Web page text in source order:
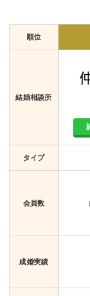
年代別に徳島
徳島県で
徳島県で
大手と地域密
7 徳島県の結婚
7.2 県外の人
徳島県でもハ
順位
結婚相談所
タイプ
会員数
成婚実績